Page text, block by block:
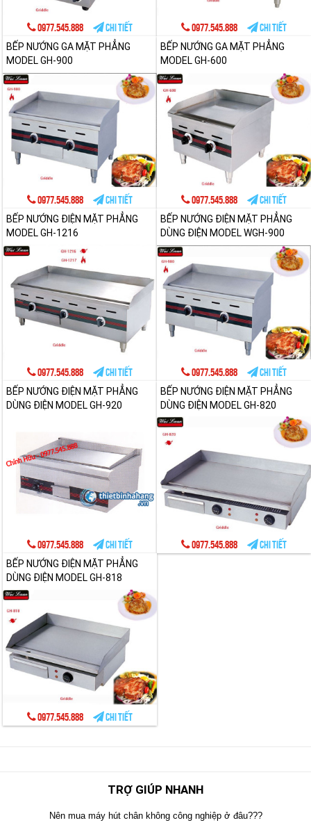
0977.545.888 Chi tiết 0977.545.888
Chi tiết
BẾP NƯỚNG GA MẶT PHẲNG
MODEL GH-900
0977.545.888 Chi tiết
BẾP NƯỚNG GA MẶT PHẲNG
MODEL GH-600
0977.545.888
Chi tiết
BẾP NƯỚNG ĐIỆN MẶT PHẲNG
MODEL GH-1216
0977.545.888 Chi tiết
BẾP NƯỚNG ĐIỆN MẶT PHẲNG
DÙNG ĐIỆN MODEL WGH-900
0977.545.888
Chi tiết
BẾP NƯỚNG ĐIỆN MẶT PHẲNG
DÙNG ĐIỆN MODEL GH-920
0977.545.888 Chi tiết
BẾP NƯỚNG ĐIỆN MẶT PHẲNG
DÙNG ĐIỆN MODEL GH-820
0977.545.888
Chi tiết
BẾP NƯỚNG ĐIỆN MẶT PHẲNG
DÙNG ĐIỆN MODEL GH-818
0977.545.888 Chi tiết
TRỢ GIÚP NHANH
Nên mua máy hút chân không công nghiệp ở đâu???